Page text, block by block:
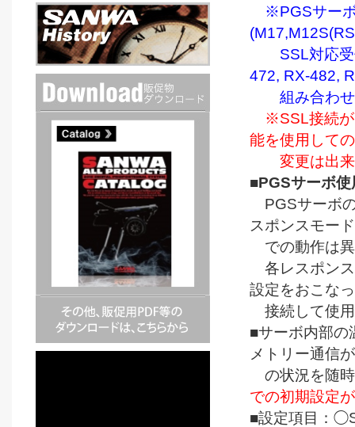
※PGSサー
SSL対応受
472, RX-482,
組み合わせ
※SSL接続が
能を使用して
変更は出来
■PGSサーボ
PGSサーボ
スポンスモー
での動作は
各レスポンス
設定をおこな
接続して使
■サーボ内部の
メトリー通信
の状況を随
での初期設定
■設定項目：